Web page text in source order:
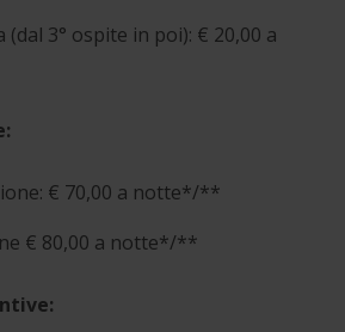
(dal 3° ospite in poi): € 20,00 a
€ 70,00 a notte*/**
€ 80,00 a notte*/**